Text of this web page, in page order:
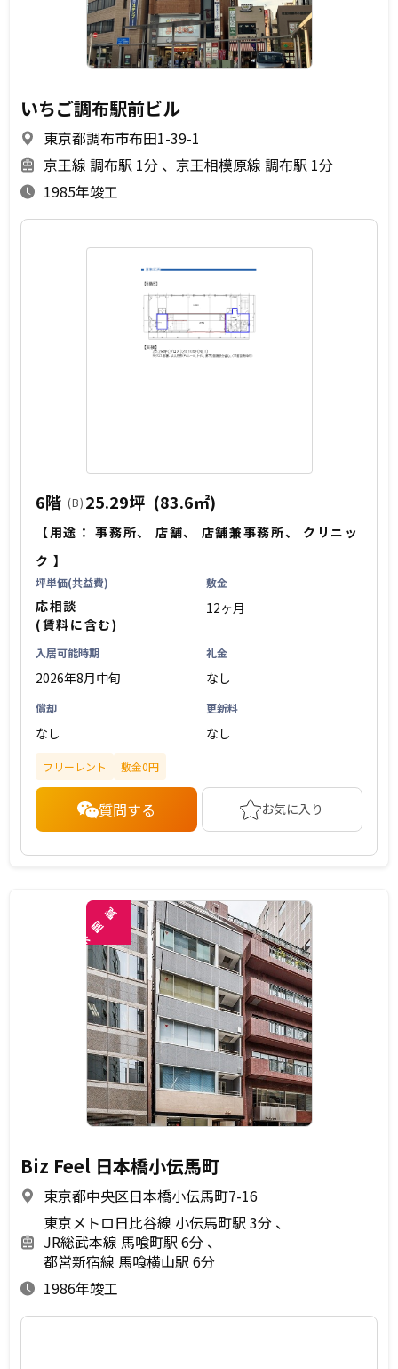
いちご調布駅前ビル
東京都調布市布田1-39-1
京王線 調布駅 1分
京王相模原線 調布駅 1分
1985年竣工
6階 (B) 25.29坪 (83.6㎡)
【用途：事務所、 店舗、 店舗兼事務所、
クリニッ
ク 】
坪単価(共益費)
応相談
(賃料に含む)
敷金
12ヶ月
入居可能時期
2026年8月中旬
礼金
なし
償却
なし
更新料
なし
フリーレント 敷金0円
質問する お気に入り
未
閲
覧
Biz Feel 日本橋小伝馬町
東京都中央区日本橋小伝馬町7-16
東京メトロ日比谷線 小伝馬町駅 3分
JR総武本線 馬喰町駅 6分
都営新宿線 馬喰横山駅 6分
1986年竣工